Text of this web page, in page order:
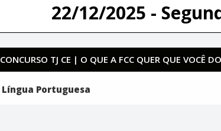
22/12/2025 -
CONCURSO TJ CE | O QUE A FCC QUER QUE VOCÊ
Língua Portuguesa